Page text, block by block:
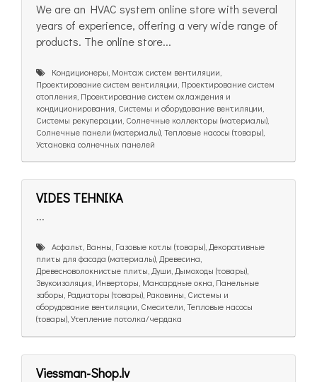
We are an HVAC system online store with several
years of experience, offering a very wide range of
products. The online store...
Кондиционеры, Монтаж систем вентиляции,
Проектирование систем вентиляции, Проектирование систем
отопления, Проектирование систем охлаждения и
кондиционирования, Системы и оборудование вентиляции,
Системы рекуперации, Солнечные коллекторы (материалы),
Солнечные панели (материалы), Тепловые насосы (товары),
Установка солнечных панелей
VIDES TEHNIKA
...
Асфальт, Ванны, Газовые котлы (товары), Декоративные
плиты для фасада (материалы), Древесина,
Древесноволокнистые плиты, Души, Дымоходы (товары),
Звукоизоляция, Инверторы, Мансардные окна, Панельные
заборы, Радиаторы (товары), Раковины, Системы и
оборудование вентиляции, Смесители, Тепловые насосы
(товары), Утепление потолка/чердака
Viessman-Shop.lv